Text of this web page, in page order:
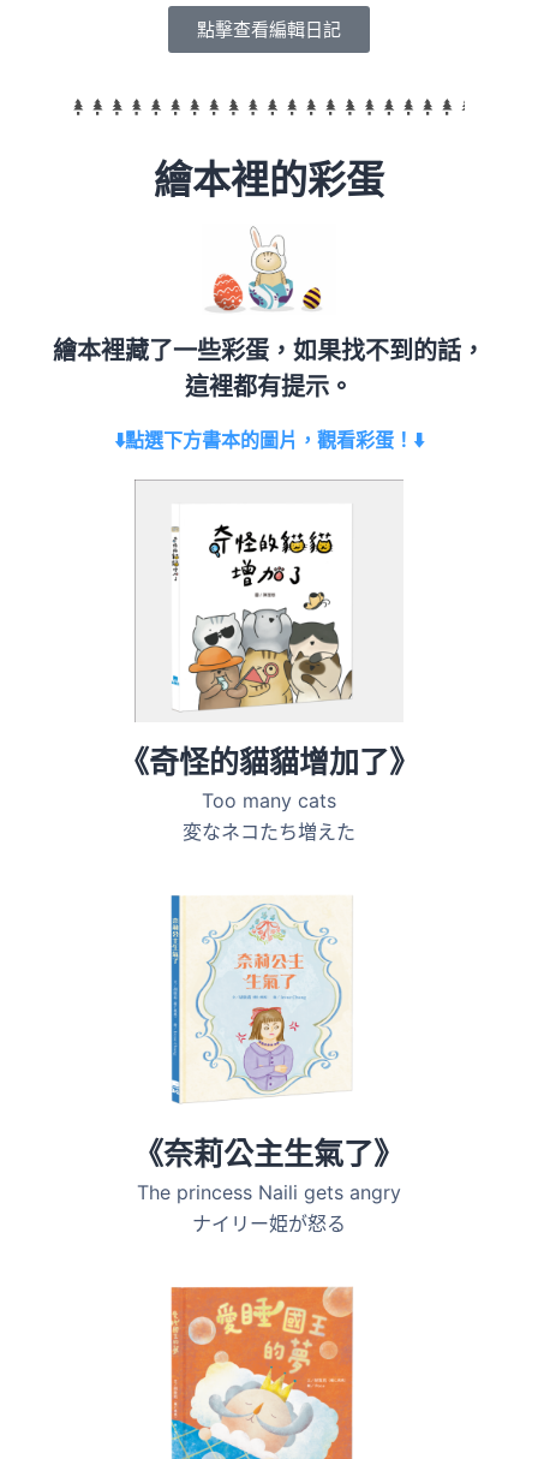
點擊查看編輯日記
繪本裡的彩蛋
繪本裡藏了一些彩蛋，如果找不到的話，
這裡都有提示。
⬇️點選下方書本的圖片，觀看彩蛋！⬇️
《奇怪的貓貓增加了》
Too many cats
変なネコたち増えた
《奈莉公主生氣了》
The princess Naili gets angry
ナイリー姫が怒る